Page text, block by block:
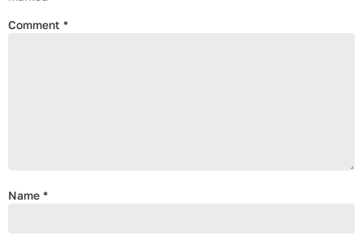
Comment *
Name *